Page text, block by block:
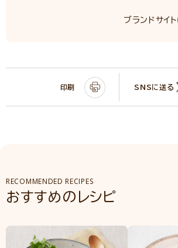
ブランドサイト
印刷 SNSに送る
RECOMMENDED RECIPES
おすすめのレシピ